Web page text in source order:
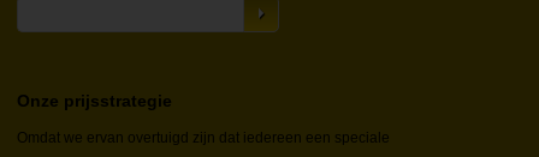
Onze prijsstrategie
Omdat we ervan overtuigd zijn dat iedereen een speciale